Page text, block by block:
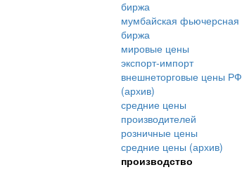
биржа
мумбайская фьючерсная
биржа
мировые цены
экспорт-импорт
внешнеторговые цены РФ
(архив)
средние цены
производителей
розничные цены
средние цены (архив)
производство